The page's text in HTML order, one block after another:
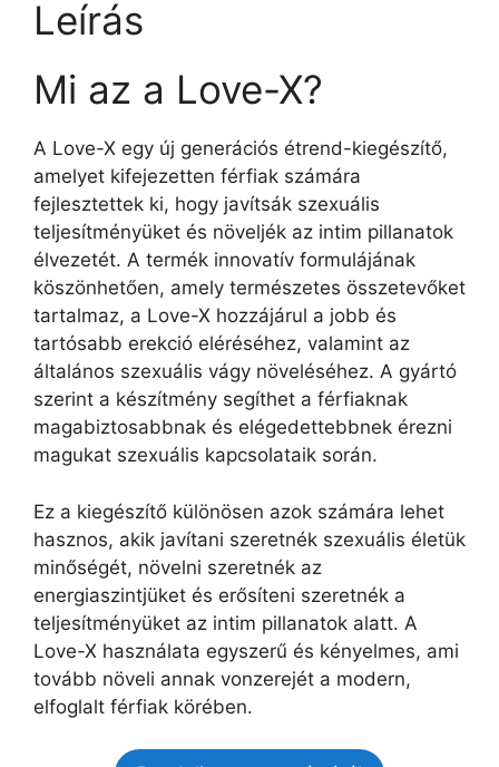
Leírás
Mi az a Love-X?
A Love-X egy új generációs étrend-kiegészítő,
amelyet kifejezetten férfiak számára
fejlesztettek ki, hogy javítsák szexuális
teljesítményüket és növeljék az intim pillanatok
élvezetét. A termék innovatív formulájának
köszönhetően, amely természetes összetevőket
tartalmaz, a Love-X hozzájárul a jobb és
tartósabb erekció eléréséhez, valamint az
általános szexuális vágy növeléséhez. A gyártó
szerint a készítmény segíthet a férfiaknak
magabiztosabbnak és elégedettebbnek érezni
magukat szexuális kapcsolataik során.
Ez a kiegészítő különösen azok számára lehet
hasznos, akik javítani szeretnék szexuális életük
minőségét, növelni szeretnék az
energiaszintjüket és erősíteni szeretnék a
teljesítményüket az intim pillanatok alatt. A
Love-X használata egyszerű és kényelmes, ami
tovább növeli annak vonzerejét a modern,
elfoglalt férfiak körében.